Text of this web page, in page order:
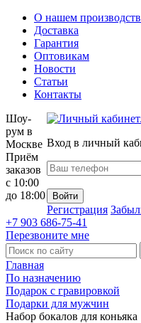
О нашем
Доставка
Гарантия
Оптовикам
Новости
Статьи
Контакты
Вход в личный
Регистрация
Шоу-
рум в
Москве
Приём
заказов
с 10:00
до 18:00
+7 903 686-75-41
Перезвоните мне
Главная
По назначению
Подарок с гравировкой
Подарки для мужчин
Набор бокалов для коньяка